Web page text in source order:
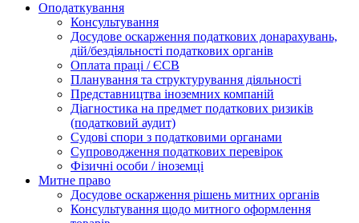
Оподаткування
Консультування
Досудове оскарження податкових донарахувань,
дій/бездіяльності податкових органів
Оплата праці / ЄСВ
Планування та структурування діяльності
Представництва іноземних компаній
Діагностика на предмет податкових ризиків
(податковий аудит)
Судові спори з податковими органами
Супроводження податкових перевірок
Фізичні особи / іноземці
Митне право
Досудове оскарження рішень митних органів
Консультування щодо митного оформлення